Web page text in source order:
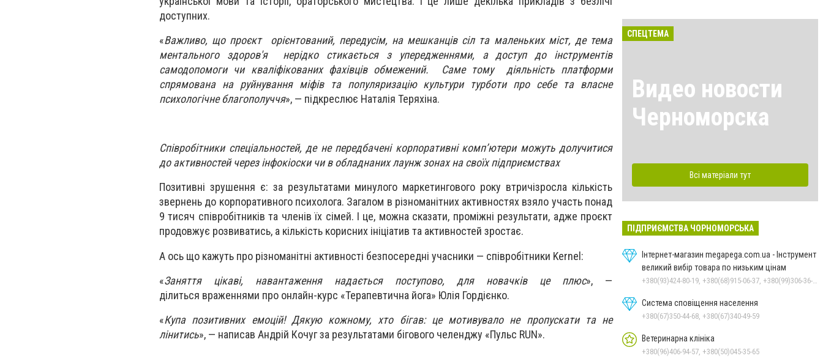
доступних.
«Важливо, що проєкт орієнтований, передусім, на мешканців сіл та маленьких міст, де тема
ментального здоров'я нерідко стикається з упередженнями, а доступ до інструментів
самодопомоги чи кваліфікованих фахівців обмежений. Саме тому діяльність платформи
спрямована на руйнування міфів та популяризацію культури турботи про себе та власне
психологічне благополуччя», — підкреслює Наталія Теряхіна.
Співробітники спеціальностей, де не передбачені корпоративні комп’ютери можуть долучитися
до активностей через інфокіоски чи в обладнаних лаунж зонах на своїх підприємствах
Позитивні зрушення є: за результатами минулого маркетингового року втричізросла кількість
звернень до корпоративного психолога. Загалом в різноманітних активностях взяло участь понад
9 тисяч співробітників та членів їх сімей. І це, можна сказати, проміжні результати, адже проєкт
продовжує розвиватись, а кількість корисних ініціатив та активностей зростає.
А ось що кажуть про різноманітні активності безпосередні учасники — співробітники Kernel:
«Заняття цікаві, навантаження надається поступово, для новачків це плюс», —
ділиться враженнями про онлайн-курс «Терапевтична йога» Юлія Гордієнко.
«Купа позитивних емоцій! Дякую кожному, хто бігав: це мотивувало не пропускати та не
лінитись», — написав Андрій Кочуг за результатами бігового челенджу «Пульс RUN».
СПЕЦТЕМА
Видео новости
Черноморска
Всі матеріали тут
ПІДПРИЄМСТВА ЧОРНОМОРСЬКА
Інтернет-магазин megapega.com.ua - Інструмент
великий вибір товара по низьким цінам
Система сповіщення населення
+380(67)350-44-68, +380(67)340-49-59
Ветеринарна клініка
+380(96)406-94-57, +380(50)045-35-65